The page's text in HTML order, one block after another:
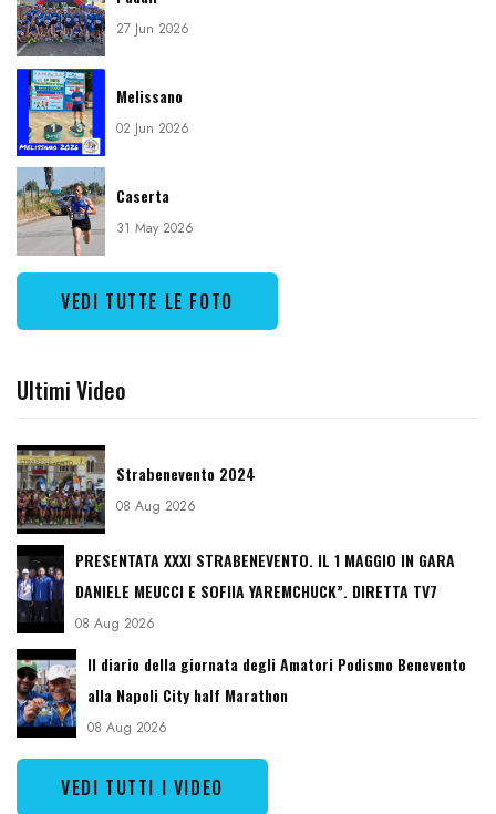
27 Jun 2026
Melissano
02 Jun 2026
Caserta
31 May 2026
VEDI TUTTE LE FOTO
Ultimi Video
Strabenevento 2024
08 Aug 2026
PRESENTATA XXXI STRABENEVENTO. IL 1 MAGGIO IN GARA
DANIELE MEUCCI E SOFIIA YAREMCHUCK”. DIRETTA TV7
08 Aug 2026
Il diario della giornata degli Amatori Podismo Benevento
alla Napoli City half Marathon
08 Aug 2026
VEDI TUTTI I VIDEO